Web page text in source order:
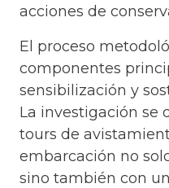
acciones de
El proceso
componentes
sensibilización y
La investigación se
tours de
embarcación no
sino también con